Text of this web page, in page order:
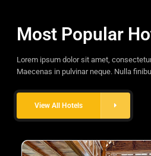
Most Popular
Lorem ipsum dolor sit amet,
Maecenas in pulvinar neque. Nulla
View All Hotels